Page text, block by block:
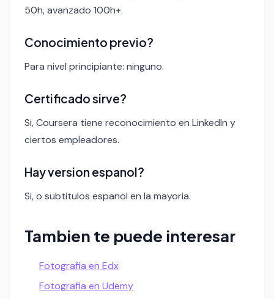
50h, avanzado 100h+.
Conocimiento previo?
Para nivel principiante: ninguno.
Certificado sirve?
Si, Coursera tiene reconocimiento en LinkedIn y
ciertos empleadores.
Hay version espanol?
Si, o subtitulos espanol en la mayoria.
Tambien te puede interesar
Fotografia en Edx
Fotografia en Udemy